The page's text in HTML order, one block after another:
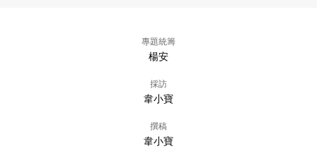
專題統籌
楊安
採訪
韋小寶
撰稿
韋小寶